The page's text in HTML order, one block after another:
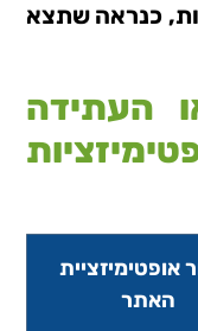
כנראה שתצא
העתידה
אופטימיזציית
האתר